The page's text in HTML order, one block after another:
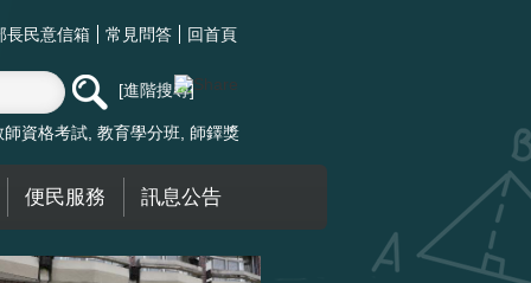
長民意信箱 常見問答 回首頁
進階搜尋
師資格考試 教育學分班 師鐸獎
便民服務 訊息公告